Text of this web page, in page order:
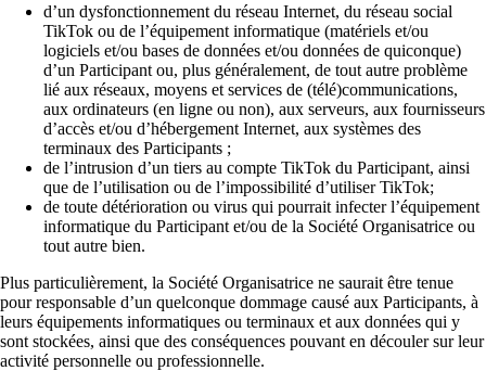
d’un dysfonctionnement du réseau Internet, du réseau social
TikTok ou de l’équipement informatique (matériels et/ou
logiciels et/ou bases de données et/ou données de quiconque)
d’un Participant ou, plus généralement, de tout autre problème
lié aux réseaux, moyens et services de (télé)communications,
aux ordinateurs (en ligne ou non), aux serveurs, aux fournisseurs
d’accès et/ou d’hébergement Internet, aux systèmes des
terminaux des Participants ;
de l’intrusion d’un tiers au compte TikTok du Participant, ainsi
que de l’utilisation ou de l’impossibilité d’utiliser TikTok;
de toute détérioration ou virus qui pourrait infecter l’équipement
informatique du Participant et/ou de la Société Organisatrice ou
tout autre bien.
Plus particulièrement, la Société Organisatrice ne saurait être tenue
pour responsable d’un quelconque dommage causé aux Participants, à
leurs équipements informatiques ou terminaux et aux données qui y
sont stockées, ainsi que des conséquences pouvant en découler sur leur
activité personnelle ou professionnelle.